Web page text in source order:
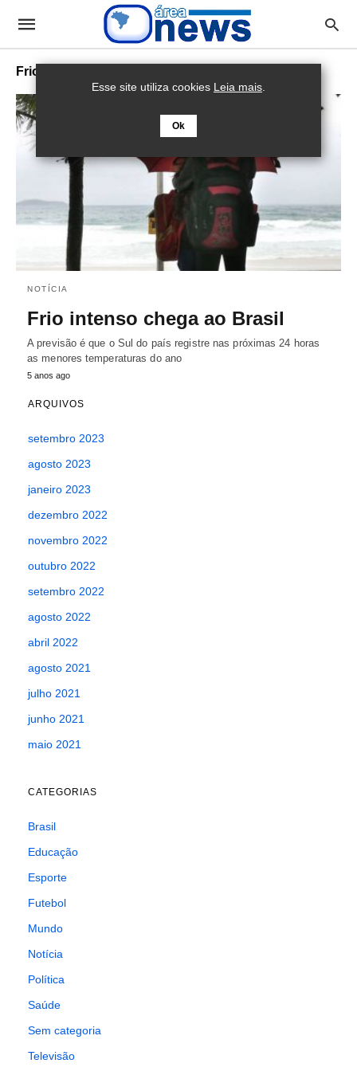
Frio
NOTÍCIA
Frio intenso chega ao Brasil
A previsão é que o Sul do país registre nas próximas 24 horas
as menores temperaturas do ano
5 anos ago
ARQUIVOS
setembro 2023
agosto 2023
janeiro 2023
dezembro 2022
novembro 2022
outubro 2022
setembro 2022
agosto 2022
abril 2022
agosto 2021
julho 2021
junho 2021
maio 2021
CATEGORIAS
Brasil
Educação
Esporte
Futebol
Mundo
Notícia
Política
Saúde
Sem categoria
Televisão
Esse site utiliza cookies Leia mais.
Ok